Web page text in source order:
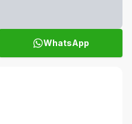
WhatsApp